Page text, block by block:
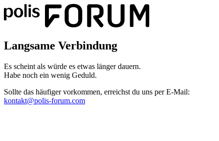
Langsame Verbindung
Es scheint als würde es etwas länger dauern.
Habe noch ein wenig Geduld.
Sollte das häufiger vorkommen, erreichst du uns per E-Mail:
kontakt@polis-forum.com